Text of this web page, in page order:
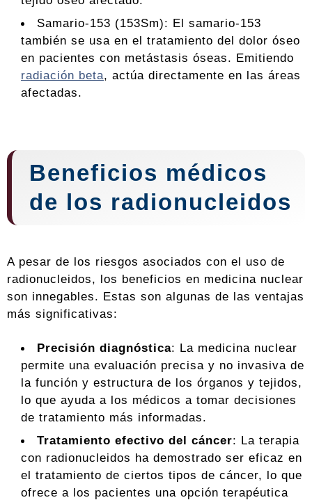
Samario-153 (153Sm): El samario-153
también se usa en el tratamiento del dolor óseo
en pacientes con metástasis óseas. Emitiendo
radiación beta, actúa directamente en las áreas
afectadas.
Beneficios médicos
de los radionucleidos
A pesar de los riesgos asociados con el uso de
radionucleidos, los beneficios en medicina nuclear
son innegables. Estas son algunas de las ventajas
más significativas:
Precisión diagnóstica: La medicina nuclear
permite una evaluación precisa y no invasiva de
la función y estructura de los órganos y tejidos,
lo que ayuda a los médicos a tomar decisiones
de tratamiento más informadas.
Tratamiento efectivo del cáncer: La terapia
con radionucleidos ha demostrado ser eficaz en
el tratamiento de ciertos tipos de cáncer, lo que
ofrece a los pacientes una opción terapéutica